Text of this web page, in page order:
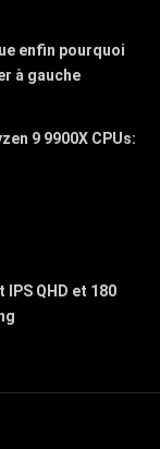
enfin pourquoi
à gauche
9 9900X CPUs:
IPS QHD et 180